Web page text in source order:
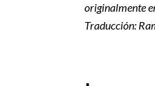
originalmente
Traducción: